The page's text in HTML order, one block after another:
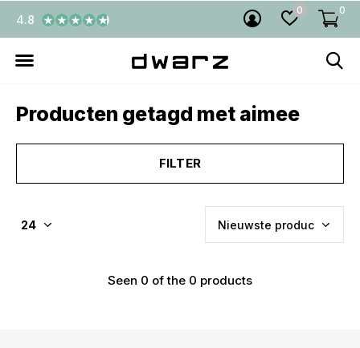
0 0
4.8
Producten getagd met aimee
FILTER
Seen 0 of the 0 products